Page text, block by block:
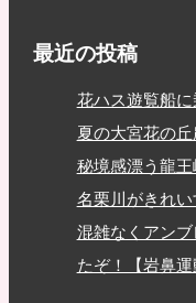
最近の投稿
花ハス遊覧船
夏の大宮花の
秘境感漂う龍
名栗川がきれ
混雑なくアン
たぞ！【岩鼻運